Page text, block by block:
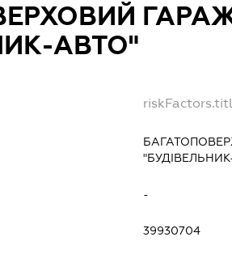
АВТО"
-
39930704